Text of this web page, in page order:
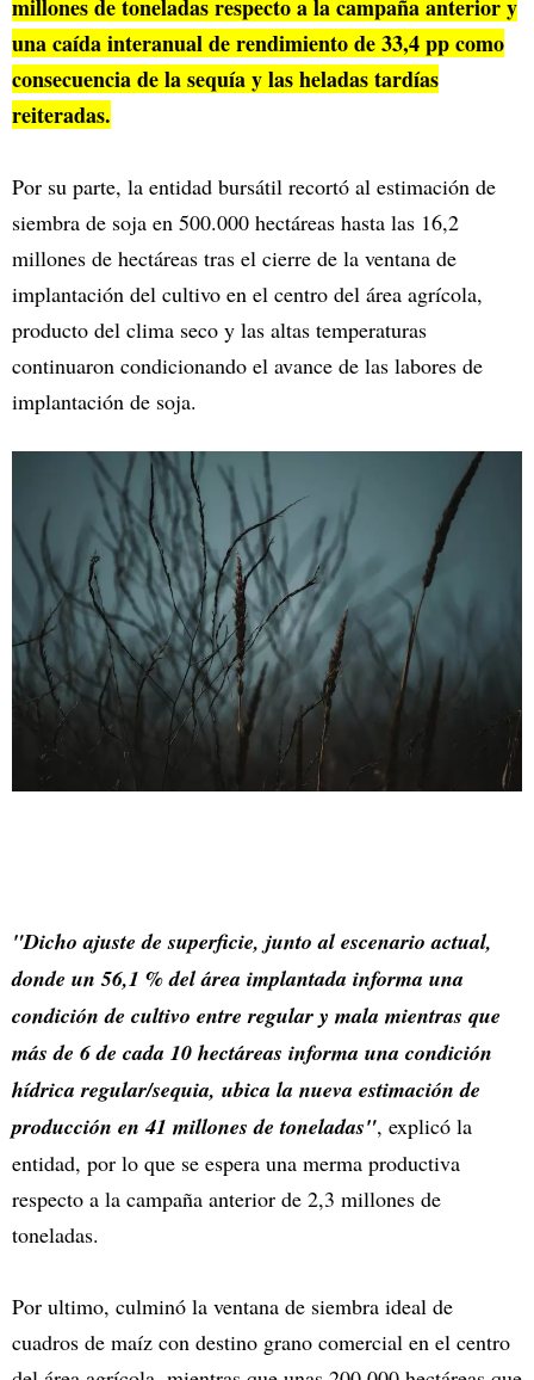
millones de toneladas respecto a la campaña anterior y
una caída interanual de rendimiento de 33,4 pp como
consecuencia de la sequía y las heladas tardías
reiteradas.
Por su parte, la entidad bursátil recortó al estimación de
siembra de soja en 500.000 hectáreas hasta las 16,2
millones de hectáreas tras el cierre de la ventana de
implantación del cultivo en el centro del área agrícola,
producto del clima seco y las altas temperaturas
continuaron condicionando el avance de las labores de
implantación de soja.
"Dicho ajuste de superficie, junto al escenario actual,
donde un 56,1 % del área implantada informa una
condición de cultivo entre regular y mala mientras que
más de 6 de cada 10 hectáreas informa una condición
hídrica regular/sequia, ubica la nueva estimación de
producción en 41 millones de toneladas", explicó la
entidad, por lo que se espera una merma productiva
respecto a la campaña anterior de 2,3 millones de
toneladas.
Por ultimo, culminó la ventana de siembra ideal de
cuadros de maíz con destino grano comercial en el centro